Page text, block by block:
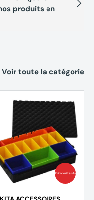
produits en
Voir toute la catégorie
Prix coûtants